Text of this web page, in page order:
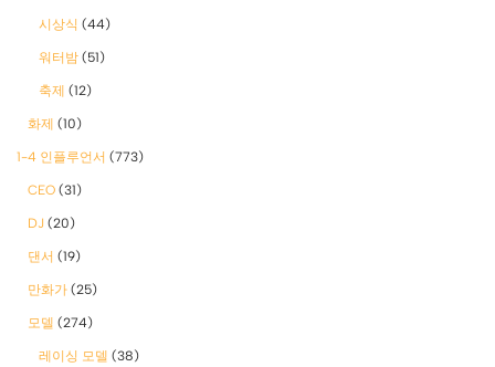
시상식 (44)
워터밤 (51)
축제 (12)
화제 (10)
1-4 인플루언서 (773)
CEO (31)
DJ (20)
댄서 (19)
만화가 (25)
모델 (274)
레이싱 모델 (38)